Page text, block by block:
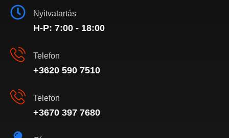
Nyitvatartás
H-P: 7:00 - 18:00
Telefon
+3620 590 7510
Telefon
+3670 397 7680